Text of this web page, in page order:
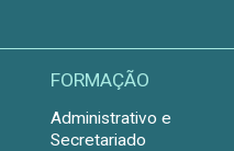
FORMAÇÃO
Administrativo e
Secretariado